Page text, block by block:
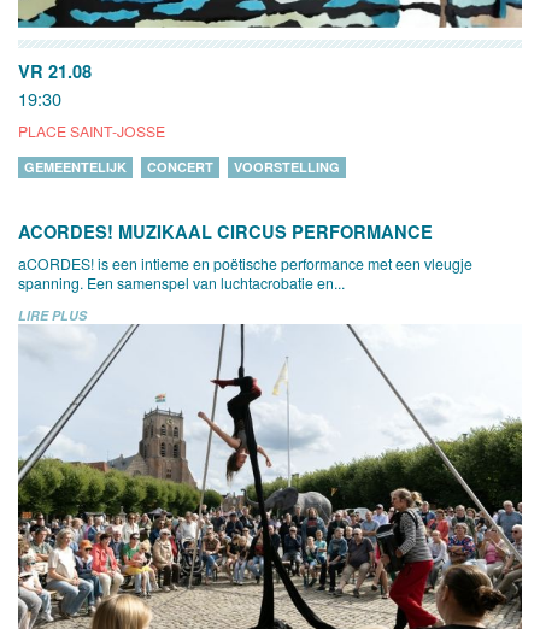
VR 21.08
19:30
PLACE SAINT-JOSSE
GEMEENTELIJK CONCERT VOORSTELLING
ACORDES! MUZIKAAL CIRCUS PERFORMANCE
aCORDES! is een intieme en poëtische performance met een vleugje
spanning. Een samenspel van luchtacrobatie en...
LIRE PLUS